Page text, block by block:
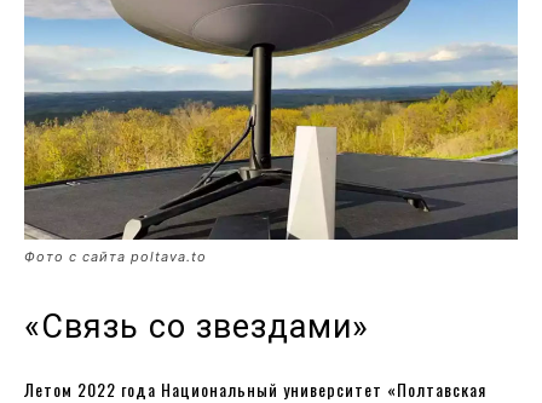
Фото с сайта poltava.to
«Связь со звездами»
Летом 2022 года Национальный университет «Полтавская